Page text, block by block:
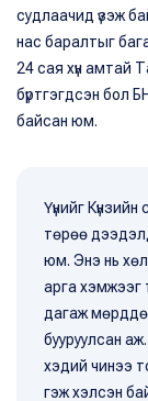
судлаачид үзэж
нас баралтыг
24 сая хүн амтай
бүртгэгдсэн бол
байсан юм.
Үүнийг
төрөө
юм. Энэ нь
арга хэмжээг
дагаж
бууруулсан
хэдий чинээ
гэж хэлсэн